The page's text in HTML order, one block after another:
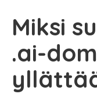
Miksi
.ai-